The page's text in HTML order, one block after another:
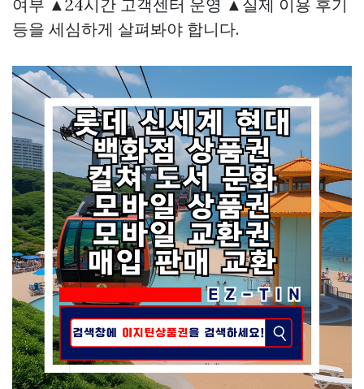
여부 ▲24시간 고객센터 운영 ▲실제 이용 후기
등을 세심하게 살펴봐야 합니다.